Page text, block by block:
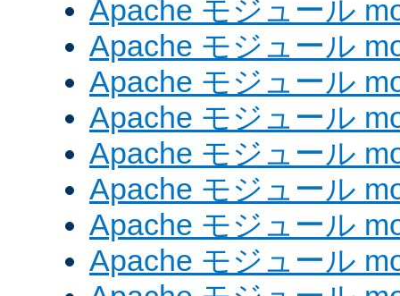
Apache モジュール
Apache モジュール
Apache モジュール
Apache モジュール
Apache モジュール
Apache モジュール
Apache モジュール
Apache モジュール